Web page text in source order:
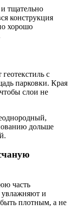
тщательно
конструкция
хорошо
с
парковки. Края
слои не
дольше
часть
увлажняют и
плотным, а не